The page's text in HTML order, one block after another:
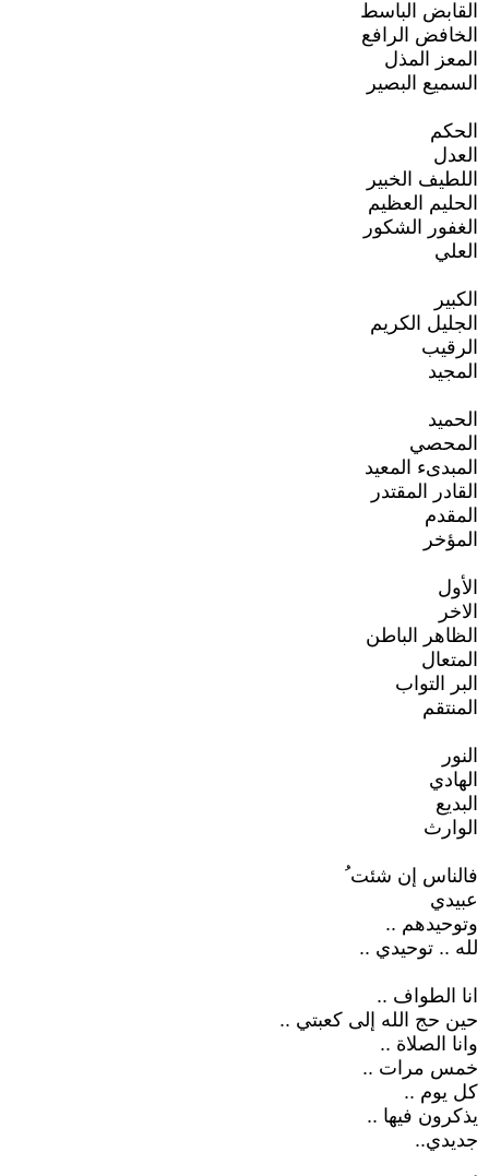
القابض الباسط
الخافض الرافع
المعز المذل
السميع البصير
الحكم
العدل
اللطيف الخبير
الحليم العظيم
الغفور الشكور
العلي
الكبير
الجليل الكريم
الرقيب
المجيد
الحميد
المحصي
المبدىء المعيد
القادر المقتدر
المقدم
المؤخر
الأول
الاخر
الظاهر الباطن
المتعال
البر التواب
المنتقم
النور
الهادي
البديع
الوارث
فالناس إن شئت ُ
عبيدي
وتوحيدهم ..
لله .. توحيدي ..
انا الطواف ..
حين حج الله إلى كعبتي ..
وانا الصلاة ..
خمس مرات ..
كل يوم ..
يذكرون فيها ..
جديدي..